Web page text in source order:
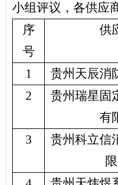
小组评议，各供应
序
号
供
1
贵州天辰消
2
贵州瑞星固
有
3
贵州科立信